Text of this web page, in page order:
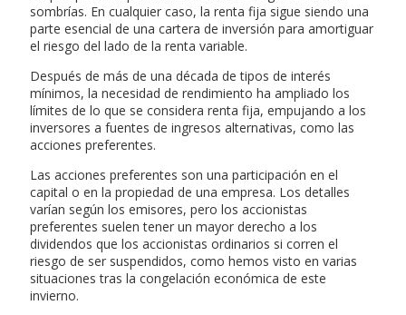
sombrías. En cualquier caso, la renta fija sigue siendo una
parte esencial de una cartera de inversión para amortiguar
el riesgo del lado de la renta variable.
Después de más de una década de tipos de interés
mínimos, la necesidad de rendimiento ha ampliado los
límites de lo que se considera renta fija, empujando a los
inversores a fuentes de ingresos alternativas, como las
acciones preferentes.
Las acciones preferentes son una participación en el
capital o en la propiedad de una empresa. Los detalles
varían según los emisores, pero los accionistas
preferentes suelen tener un mayor derecho a los
dividendos que los accionistas ordinarios si corren el
riesgo de ser suspendidos, como hemos visto en varias
situaciones tras la congelación económica de este
invierno.